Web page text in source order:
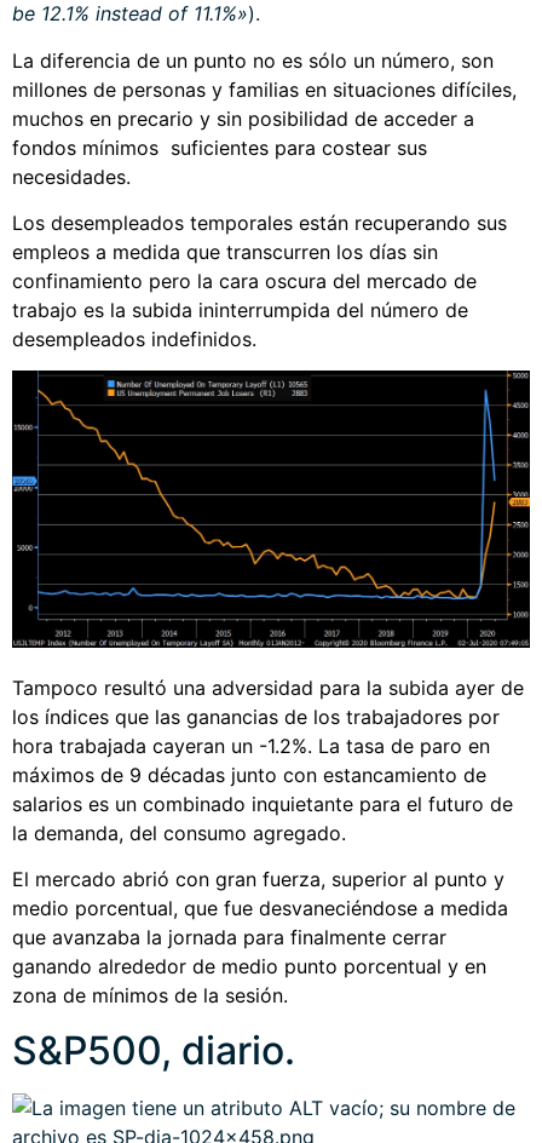
be 12.1% instead of 11.1%»).
La diferencia de un punto no es sólo un número, son
millones de personas y familias en situaciones difíciles,
muchos en precario y sin posibilidad de acceder a
fondos mínimos suficientes para costear sus
necesidades.
Los desempleados temporales están recuperando sus
empleos a medida que transcurren los días sin
confinamiento pero la cara oscura del mercado de
trabajo es la subida ininterrumpida del número de
desempleados indefinidos.
Tampoco resultó una adversidad para la subida ayer de
los índices que las ganancias de los trabajadores por
hora trabajada cayeran un -1.2%. La tasa de paro en
máximos de 9 décadas junto con estancamiento de
salarios es un combinado inquietante para el futuro de
la demanda, del consumo agregado.
El mercado abrió con gran fuerza, superior al punto y
medio porcentual, que fue desvaneciéndose a medida
que avanzaba la jornada para finalmente cerrar
ganando alrededor de medio punto porcentual y en
zona de mínimos de la sesión.
S&P500, diario.